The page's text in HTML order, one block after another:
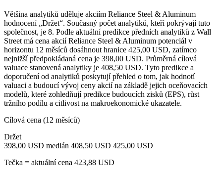
Většina analytiků uděluje akciím Reliance Steel & Aluminum
hodnocení „Držet“. Současný počet analytiků, kteří pokrývají tuto
společnost, je 8. Podle aktuální predikce předních analytiků z Wall
Street má cena akcií Reliance Steel & Aluminum potenciál v
horizontu 12 měsíců dosáhnout hranice 425,00 USD, zatímco
nejnižší předpokládaná cena je 398,00 USD. Průměrná cílová
valuace stanovená analytiky je 408,50 USD. Tyto predikce a
doporučení od analytiků poskytují přehled o tom, jak hodnotí
valuaci a budoucí vývoj ceny akcií na základě jejich oceňovacích
modelů, které zohledňují predikce budoucích zisků (EPS), růst
tržního podílu a citlivost na makroekonomické ukazatele.
Cílová cena (12 měsíců)
Držet
398,00 USD medián 408,50 USD 425,00 USD
Tečka = aktuální cena 423,88 USD